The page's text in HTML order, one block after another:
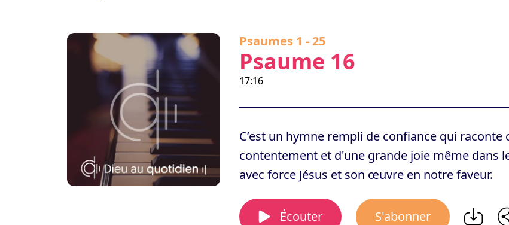
Psaumes 1 - 25
Psaume 16
17:16
C’est un hymne rempli de confiance qui
contentement et d'une grande joie même dans
avec force Jésus et son œuvre en notre faveur.
Écouter S'abonner